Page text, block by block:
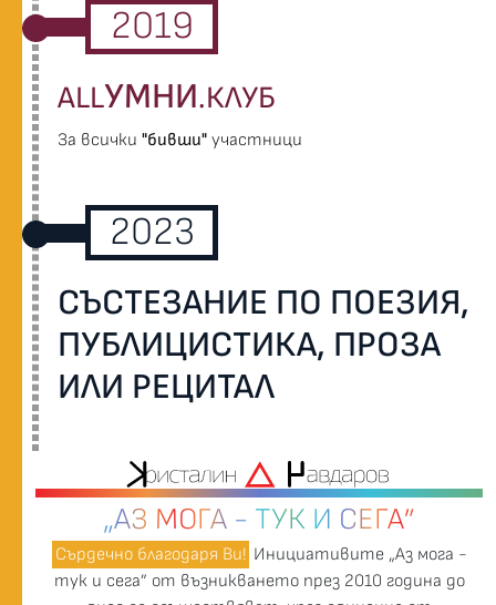
2019
ALLУМНИ.КЛУБ
За всички "бивши" участници
2023
СЪСТЕЗАНИЕ ПО ПОЕЗИЯ,
ПУБЛИЦИСТИКА, ПРОЗА
ИЛИ РЕЦИТАЛ
„АЗ МОГА - ТУК И СЕГА”
Сърдечно благодаря Ви! Инициативите „Аз мога -
тук и сега” от възникването през 2010 година до